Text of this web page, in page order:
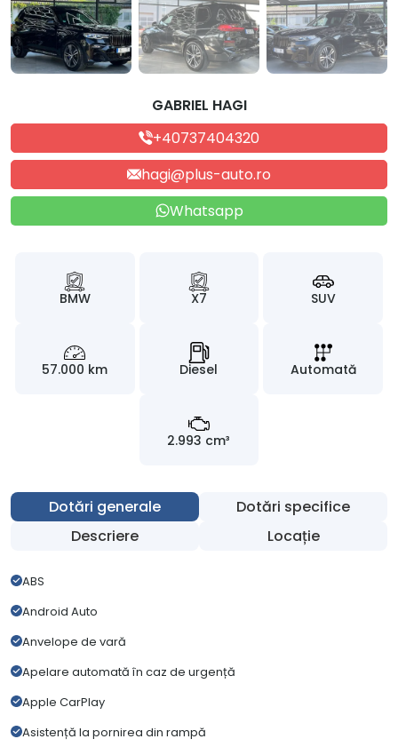
GABRIEL HAGI
+40737404320
hagi@plus-auto.ro
Whatsapp
BMW X7 SUV
57.000 km Diesel Automată
2.993 cm³
Dotări generale
Dotări specifice
Descriere
Locație
ABS
Android Auto
Anvelope de vară
Apelare automată în caz de urgență
Apple CarPlay
Asistență la pornirea din rampă